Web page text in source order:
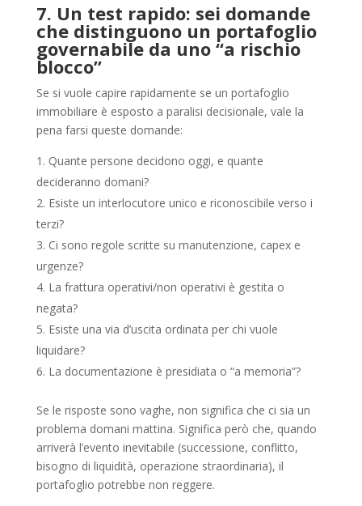
7. Un test rapido: sei domande
che distinguono un portafoglio
governabile da uno “a rischio
blocco”
Se si vuole capire rapidamente se un portafoglio
immobiliare è esposto a paralisi decisionale, vale la
pena farsi queste domande:
Quante persone decidono oggi, e quante
decideranno domani?
Esiste un interlocutore unico e riconoscibile verso i
terzi?
Ci sono regole scritte su manutenzione, capex e
urgenze?
La frattura operativi/non operativi è gestita o
negata?
Esiste una via d’uscita ordinata per chi vuole
liquidare?
La documentazione è presidiata o “a memoria”?
Se le risposte sono vaghe, non significa che ci sia un
problema domani mattina. Significa però che, quando
arriverà l’evento inevitabile (successione, conflitto,
bisogno di liquidità, operazione straordinaria), il
portafoglio potrebbe non reggere.